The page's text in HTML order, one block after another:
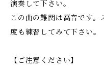
演奏して下さい。
この曲の難関は高音です
度も練習してみて下さい。
【ご注意ください】